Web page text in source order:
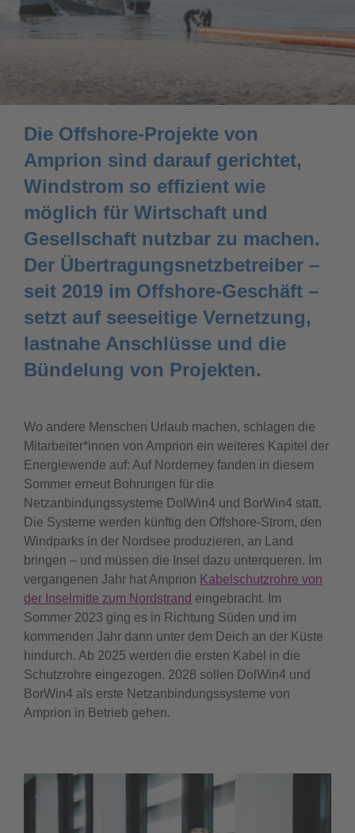
Die Offshore-Projekte von
Amprion sind darauf gerichtet,
Windstrom so effizient wie
möglich für Wirtschaft und
Gesellschaft nutzbar zu machen.
Der Übertragungsnetzbetreiber –
seit 2019 im Offshore-Geschäft –
setzt auf seeseitige Vernetzung,
lastnahe Anschlüsse und die
Bündelung von Projekten.
Wo andere Menschen Urlaub machen, schlagen die
Mitarbeiter*innen von Amprion ein weiteres Kapitel der
Energiewende auf: Auf Norderney fanden in diesem
Sommer erneut Bohrungen für die
Netzanbindungssysteme DolWin4 und BorWin4 statt.
Die Systeme werden künftig den Offshore-Strom, den
Windparks in der Nordsee produzieren, an Land
bringen – und müssen die Insel dazu unterqueren. Im
vergangenen Jahr hat Amprion Kabelschutzrohre von
der Inselmitte zum Nordstrand eingebracht. Im
Sommer 2023 ging es in Richtung Süden und im
kommenden Jahr dann unter dem Deich an der Küste
hindurch. Ab 2025 werden die ersten Kabel in die
Schutzrohre eingezogen. 2028 sollen DolWin4 und
BorWin4 als erste Netzanbindungssysteme von
Amprion in Betrieb gehen.